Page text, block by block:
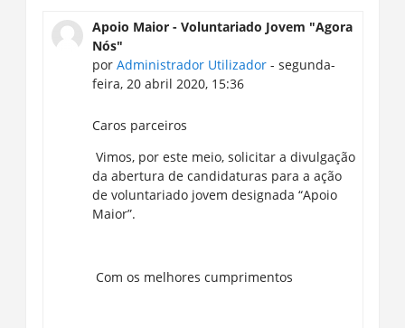
Apoio Maior - Voluntariado Jovem "Agora
Nós"
por Administrador Utilizador- segunda-
feira, 20 abril 2020, 15:36
Caros parceiros
Vimos, por este meio, solicitar a divulgação
da abertura de candidaturas para a ação
de voluntariado jovem designada “Apoio
Maior”.
Com os melhores cumprimentos